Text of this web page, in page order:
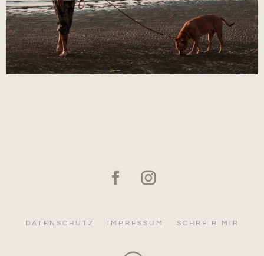
DATENSCHUTZ IMPRESSUM SCHREIB MIR